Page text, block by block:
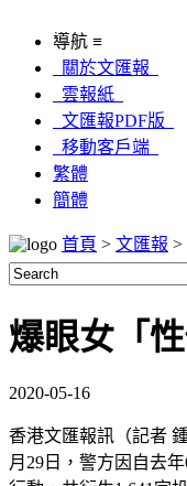
導航 ≡
關於文匯報
雲報紙
文匯報PDF版
移動客戶端
繁體
簡體
首頁 > 文匯報 >
爆眼女「
2020-05-16
香港文匯報訊（記者
月29日，警方因自去